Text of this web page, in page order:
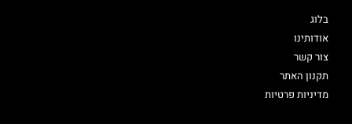
בלוג
אודותינו
צור קשר
תקנון האתר
מדיניות פרטיות